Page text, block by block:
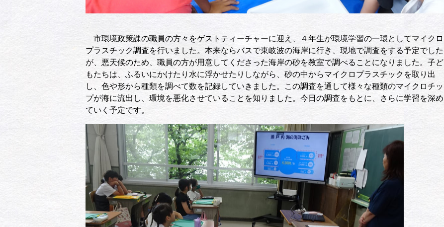
市環境政策課の職員の方々をゲストティーチャーに迎え、４年生が環境学習の一環としてマイクロ
プラスチック調査を行いました。本来ならバスで東岐波の海岸に行き、現地で調査をする予定でした
が、悪天候のため、職員の方が用意してくださった海岸の砂を教室で調べることになりました。子ど
もたちは、ふるいにかけたり水に浮かせたりしながら、砂の中からマイクロプラスチックを取り出
し、色や形から種類を調べて数を記録していきました。この調査を通して様々な種類のマイクロチッ
プが海に流出し、環境を悪化させていることを知りました。今日の調査をもとに、さらに学習を深め
ていく予定です。